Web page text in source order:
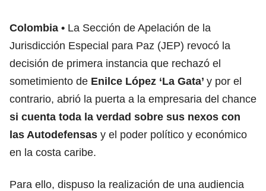
Colombia
La Sección de Apelación de la
Jurisdicción Especial para Paz (JEP) revocó la
decisión de primera instancia que rechazó el
sometimiento de Enilce López ‘La Gata’ y por el
contrario, abrió la puerta a la empresaria del chance
si cuenta toda la verdad sobre sus nexos con
las Autodefensas y el poder político y económico
en la costa caribe.
Para ello, dispuso la realización de una audiencia